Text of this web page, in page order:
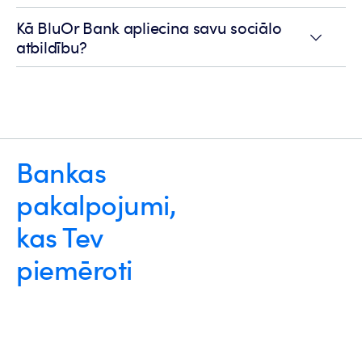
Kā BluOr Bank apliecina savu sociālo
atbildību?
Bankas
pakalpojumi,
kas Tev
piemēroti